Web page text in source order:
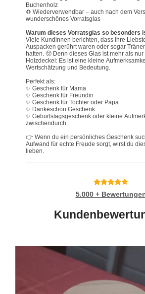
Buchenholz
♻️ Wiederverwendbar – auch nach dem
wunderschönes Vorratsglas
Warum dieses Vorratsglas so besonders
Viele Kundinnen berichten, dass ihre
Auspacken gerührt waren oder sogar
hatten. 🥺 Denn dieses Glas ist mehr als
Holzdeckel: Es ist eine kleine
Wertschätzung und Bedeutung.
Perfekt als:
✨ Geschenk für Mama
✨ Geschenk für Freundin
✨ Geschenk für Tochter oder Papa
✨ Dankeschön Geschenk
✨ Geburtstagsgeschenk oder kleine
zwischendurch
👉 Wenn du ein persönliches Geschenk
Aufwand für echte Freude sorgt, wirst du
lieben.
5.000 +